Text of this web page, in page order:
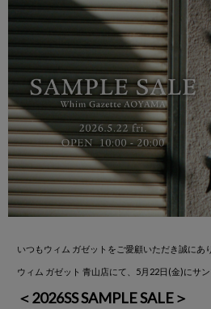
いつもウィム ガゼットをご愛顧いただき誠にあ
ウィム ガゼット 青山店にて、5月22日(金)にサ
＜2026SS SAMPLE SALE＞